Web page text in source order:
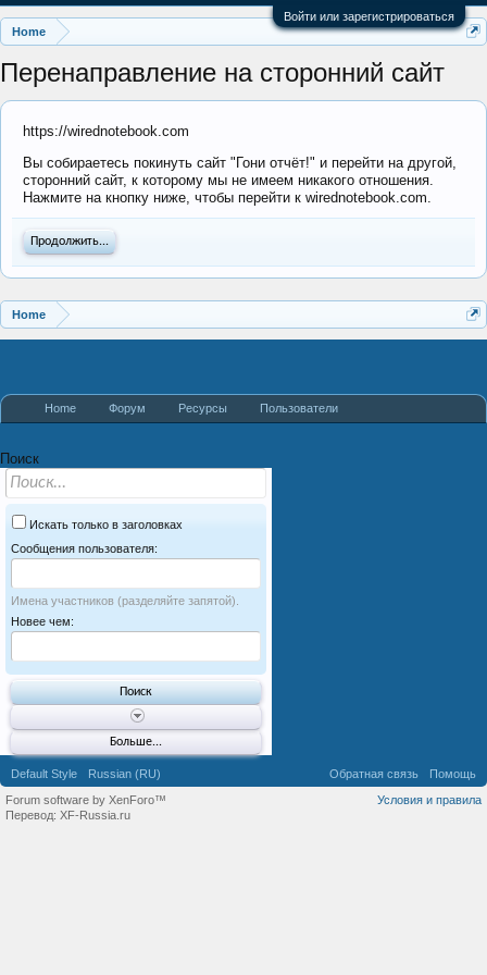
Войти или зарегистрироваться
Home
Перенаправление на сторонний сайт
https://wirednotebook.com
Вы собираетесь покинуть сайт "Гони отчёт!" и перейти на другой,
сторонний сайт, к которому мы не имеем никакого отношения.
Нажмите на кнопку ниже, чтобы перейти к wirednotebook.com.
Продолжить...
Home
Home Форум Ресурсы Пользователи
Поиск
Искать только в заголовках
Сообщения пользователя:
Имена участников (разделяйте запятой).
Новее чем:
Больше...
Default Style Russian (RU) Обратная связь
Помощь
Условия и правила
Forum software by XenForo™
Перевод: XF-Russia.ru